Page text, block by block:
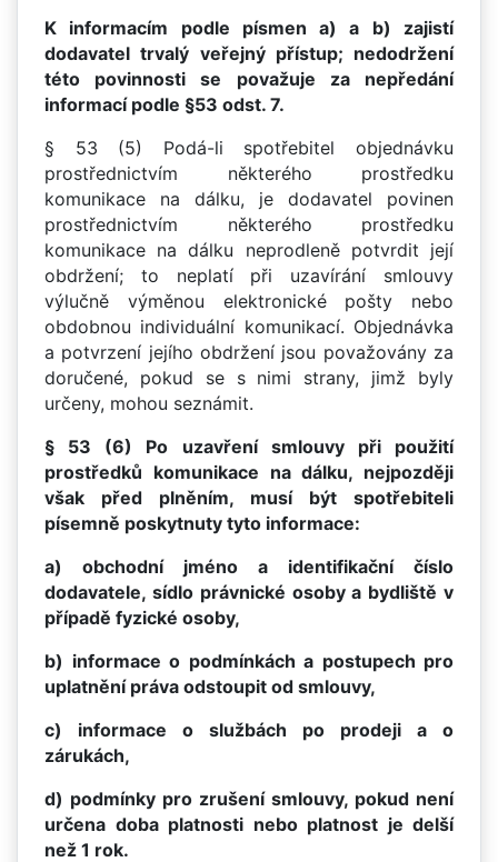
K informacím podle písmen a) a b) zajistí
dodavatel trvalý veřejný přístup; nedodržení
této povinnosti se považuje za nepředání
informací podle §53 odst. 7.
§ 53 (5) Podá-li spotřebitel objednávku
prostřednictvím některého prostředku
komunikace na dálku, je dodavatel povinen
prostřednictvím některého prostředku
komunikace na dálku neprodleně potvrdit její
obdržení; to neplatí při uzavírání smlouvy
výlučně výměnou elektronické pošty nebo
obdobnou individuální komunikací. Objednávka
a potvrzení jejího obdržení jsou považovány za
doručené, pokud se s nimi strany, jimž byly
určeny, mohou seznámit.
§ 53 (6) Po uzavření smlouvy při použití
prostředků komunikace na dálku, nejpozději
však před plněním, musí být spotřebiteli
písemně poskytnuty tyto informace:
a) obchodní jméno a identifikační číslo
dodavatele, sídlo právnické osoby a bydliště v
případě fyzické osoby,
b) informace o podmínkách a postupech pro
uplatnění práva odstoupit od smlouvy,
c) informace o službách po prodeji a o
zárukách,
d) podmínky pro zrušení smlouvy, pokud není
určena doba platnosti nebo platnost je delší
než 1 rok.